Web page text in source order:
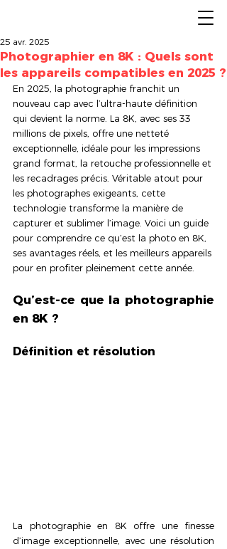
Photographier en 8K : Quels sont
les appareils compatibles en 2025 ?
25 avr. 2025
En 2025, la photographie franchit un
nouveau cap avec l’ultra-haute définition
qui devient la norme. La 8K, avec ses 33
millions de pixels, offre une netteté
exceptionnelle, idéale pour les impressions
grand format, la retouche professionnelle et
les recadrages précis. Véritable atout pour
les photographes exigeants, cette
technologie transforme la manière de
capturer et sublimer l’image. Voici un guide
pour comprendre ce qu’est la photo en 8K,
ses avantages réels, et les meilleurs appareils
pour en profiter pleinement cette année.
Qu’est-ce que la photographie
en 8K ?
Définition et résolution
La photographie en 8K offre une finesse
d’image exceptionnelle, avec une résolution